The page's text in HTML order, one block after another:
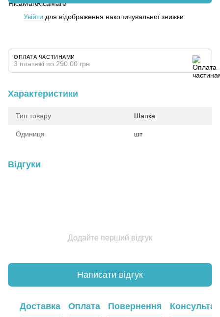
Увійти для відображення накопичувальної знижки
ОПЛАТА ЧАСТИНАМИ
3 платежі по 290.00 грн
Характеристики
Тип товару Шапка
Одиниця шт
Відгуки
Додайте перший відгук
Написати відгук
Доставка Оплата Повернення